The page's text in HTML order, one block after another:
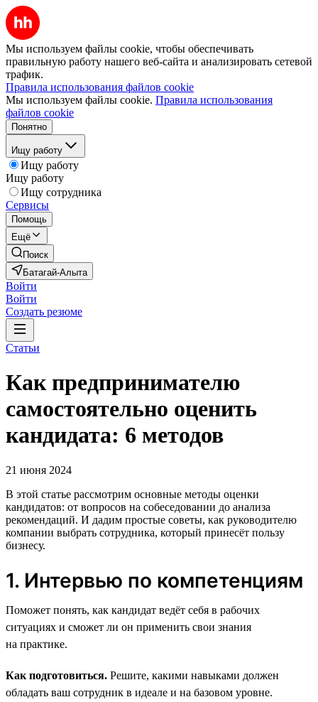
Мы используем файлы cookie, чтобы обеспечивать
правильную работу нашего веб-сайта и анализировать сетевой
трафик.
Правила использования файлов cookie
Мы используем файлы cookie. Правила использования
файлов cookie
Понятно
Ищу работу
Ищу работу
Ищу работу
Ищу сотрудника
Сервисы
Помощь
Ещё
Поиск
Батагай-Алыта
Войти
Войти
Создать резюме
Статьи
Как предпринимателю
самостоятельно оценить
кандидата: 6 методов
21 июня 2024
В этой статье рассмотрим основные методы оценки
кандидатов: от вопросов на собеседовании до анализа
рекомендаций. И дадим простые советы, как руководителю
компании выбрать сотрудника, который принесёт пользу
бизнесу.
1. Интервью по компетенциям
Поможет понять, как кандидат ведёт себя в рабочих
ситуациях и сможет ли он применить свои знания
на практике.
Как подготовиться. Решите, какими навыками должен
обладать ваш сотрудник в идеале и на базовом уровне.